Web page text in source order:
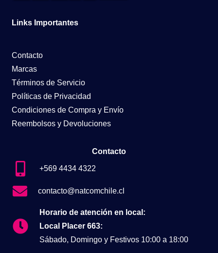
Links Importantes
Contacto
Marcas
Términos de Servicio
Políticas de Privacidad
Condiciones de Compra y Envío
Reembolsos y Devoluciones
Contacto
+569 4434 4322
contacto@natcomchile.cl
Horario de atención en local:
Local Placer 663:
Sábado, Domingo y Festivos 10:00 a 18:00